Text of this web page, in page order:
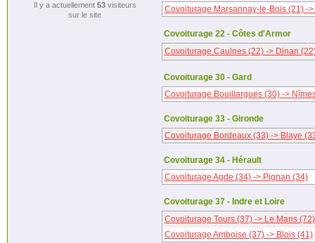
Il y a actuellement 53visiteurs
sur le site
Covoiturage Marsannay-le-Bois (21) -
Covoiturage 22 - Côtes d'Armor
Covoiturage Caulnes (22) -> Dinan
Covoiturage 30 - Gard
Covoiturage Bouillargues (30) ->
Covoiturage 33 - Gironde
Covoiturage Bordeaux (33) -> Blaye
Covoiturage 34 - Hérault
Covoiturage Agde (34) -> Pignan (34)
Covoiturage 37 - Indre et Loire
Covoiturage Tours (37) -> Le Mans (72)
Covoiturage Amboise (37) -> Blois (41)